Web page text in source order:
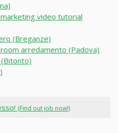
video tutorial
(Breganze)
arredamento (Padova)
(Find out job now!)